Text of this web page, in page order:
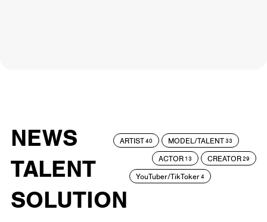
NEWS
TALENT
SOLUTION
ARTIST40 MODEL/TALENT33
ACTOR 13 CREATOR29
YouTuber/TikToker4